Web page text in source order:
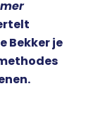
Bekker je